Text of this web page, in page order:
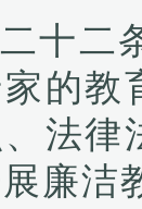
十二
的教
法律
廉洁